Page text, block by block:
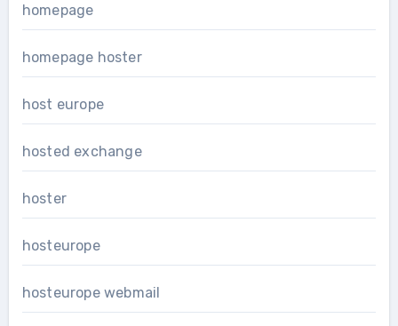
homepage
homepage hoster
host europe
hosted exchange
hoster
hosteurope
hosteurope webmail